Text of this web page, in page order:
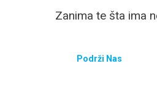
Zanima te šta ima
Podrži Nas